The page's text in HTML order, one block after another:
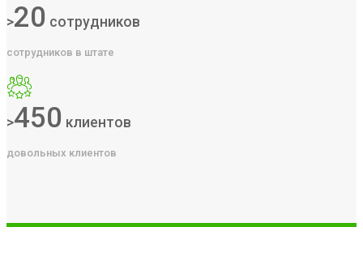
>20 сотрудников
сотрудников в штате
>450 клиентов
довольных клиентов